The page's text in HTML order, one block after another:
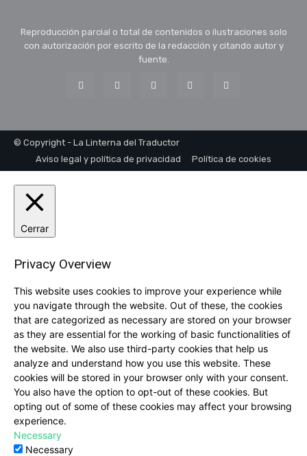
Reproducción parcial o total de contenidos o ilustraciones solo
con autorización por escrito de la redacción y citando autor y
fuente.
© Copyright - La Linterna del Traductor
Aviso legal y política de privacidad
Política de cookies
Cerrar
Privacy Overview
This website uses cookies to improve your experience while
you navigate through the website. Out of these, the cookies
that are categorized as necessary are stored on your browser
as they are essential for the working of basic functionalities of
the website. We also use third-party cookies that help us
analyze and understand how you use this website. These
cookies will be stored in your browser only with your consent.
You also have the option to opt-out of these cookies. But
opting out of some of these cookies may affect your browsing
experience.
Necessary
Necessary